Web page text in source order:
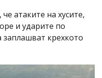
атаките на хусите,
и ударите по
заплашват крехкото